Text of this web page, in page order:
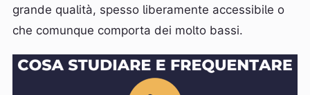
grande qualità, spesso liberamente accessibile o
che comunque comporta dei molto bassi.